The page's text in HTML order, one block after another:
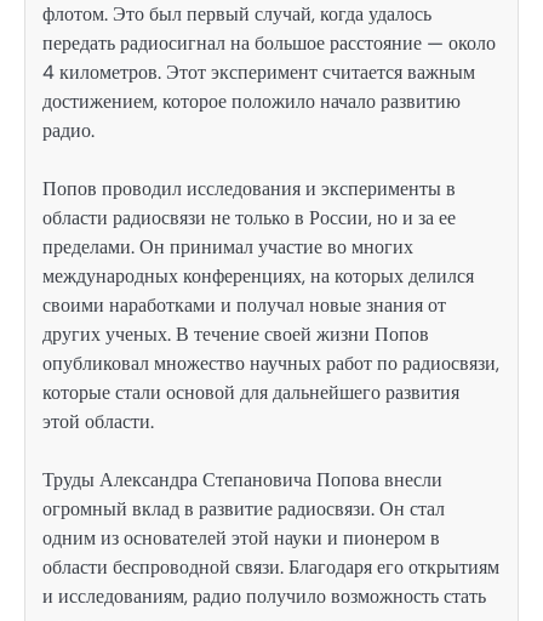
флотом. Это был первый случай, когда удалось
передать радиосигнал на большое расстояние — около
4 километров. Этот эксперимент считается важным
достижением, которое положило начало развитию
радио.
Попов проводил исследования и эксперименты в
области радиосвязи не только в России, но и за ее
пределами. Он принимал участие во многих
международных конференциях, на которых делился
своими наработками и получал новые знания от
других ученых. В течение своей жизни Попов
опубликовал множество научных работ по радиосвязи,
которые стали основой для дальнейшего развития
этой области.
Труды Александра Степановича Попова внесли
огромный вклад в развитие радиосвязи. Он стал
одним из основателей этой науки и пионером в
области беспроводной связи. Благодаря его открытиям
и исследованиям, радио получило возможность стать